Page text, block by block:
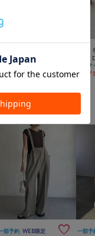
6,545 (30%OFF)
RIVE
¥
め
部予約 WEB限定  一部予